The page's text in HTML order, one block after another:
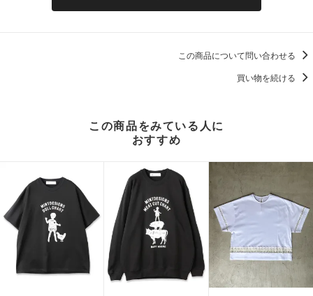
この商品について問い合わせる
買い物を続ける
この商品をみている人に
おすすめ